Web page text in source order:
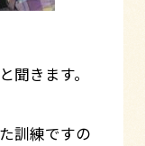
聞きます。
訓練ですの